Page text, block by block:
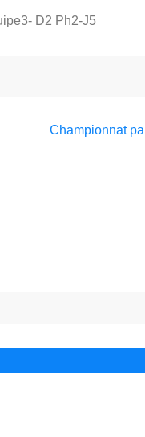
D2 Ph2-J5
Championnat